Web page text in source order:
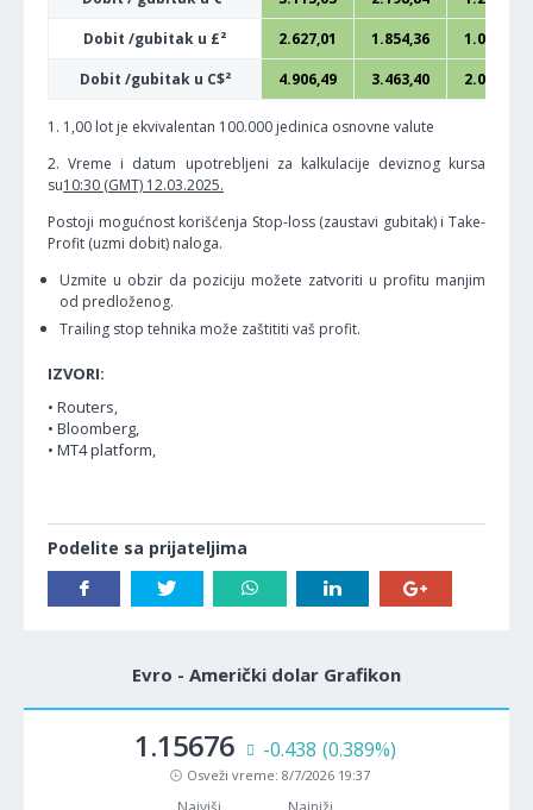
Dobit /gubitak u £²
2.627,01 1.854,36
1.081,71
Dobit /gubitak u C$²
4.906,49 3.463,40 2.020,32
1. 1,00 lot je ekvivalentan 100.000 jedinica osnovne valute
2. Vreme i datum upotrebljeni za kalkulacije deviznog kursa
su10:30 (GMT) 12.03.2025.
Postoji mogućnost korišćenja Stop-loss (zaustavi gubitak) i Take-
Profit (uzmi dobit) naloga.
Uzmite u obzir da poziciju možete zatvoriti u profitu manjim
od predloženog.
Trailing stop tehnika može zaštititi vaš profit.
IZVORI:
• Routers,
• Bloomberg,
• MT4 platform,
Podelite sa prijateljima
Evro - Američki dolar Grafikon
1.15676 -0.438 (0.389%)
Osveži vreme: 8/7/2026 19:37